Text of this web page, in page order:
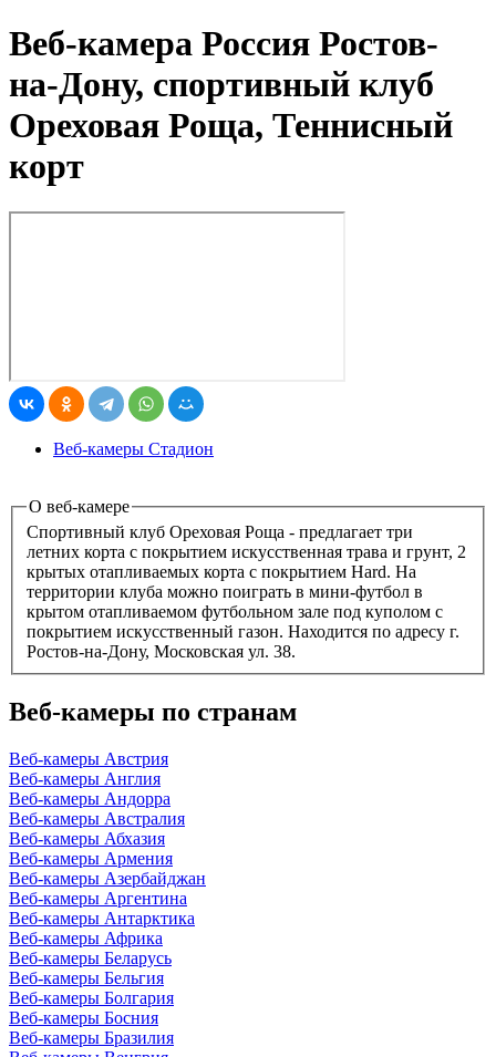
Веб-камера Россия Ростов-
на-Дону, спортивный клуб
Ореховая Роща, Теннисный
корт
Веб-камеры Стадион
О веб-камере
Спортивный клуб Ореховая Роща - предлагает три
летних корта с покрытием искусственная трава и грунт, 2
крытых отапливаемых корта с покрытием Hard. На
территории клуба можно поиграть в мини-футбол в
крытом отапливаемом футбольном зале под куполом с
покрытием искусственный газон. Находится по адресу г.
Ростов-на-Дону, Московская ул. 38.
Веб-камеры по странам
Веб-камеры Австрия
Веб-камеры Англия
Веб-камеры Андорра
Веб-камеры Австралия
Веб-камеры Абхазия
Веб-камеры Армения
Веб-камеры Азербайджан
Веб-камеры Аргентина
Веб-камеры Антарктика
Веб-камеры Африка
Веб-камеры Беларусь
Веб-камеры Бельгия
Веб-камеры Болгария
Веб-камеры Босния
Веб-камеры Бразилия